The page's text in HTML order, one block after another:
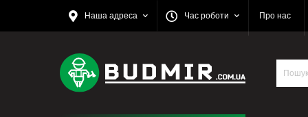
Наша адреса Час роботи Про нас